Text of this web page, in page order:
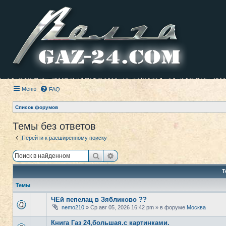
Меню FAQ
Список форумов
Темы без ответов
Перейти к расширенному поиску
ПоискРасширенный поиск
Темы
ЧЕй пепелац в Зябликово ??
nemo210 » Ср авг 05, 2026 16:42 pm » в форуме Москва
Книга Газ 24,большая.с картинками.